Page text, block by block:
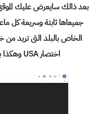
بعد ذالك سايعرض عليك
جميعاها ثابتة وسريعة كل
اختصار USA وهكذا باقى السيرفرات كما هو موضح